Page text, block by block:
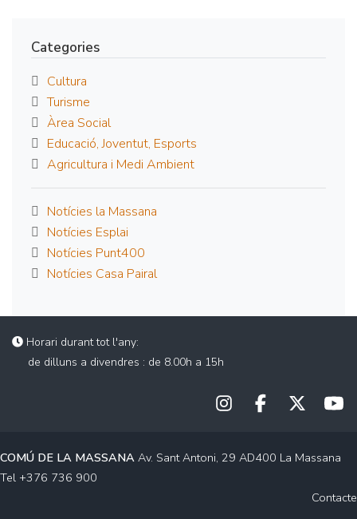
Categories
Cultura
Turisme
Àrea Social
Educació, Joventut, Esports
Agricultura i Medi Ambient
Notícies la Massana
Notícies Esplai
Notícies Punt400
Notícies Casa Pairal
Horari durant tot l'any:
de dilluns a divendres : de 8.00h a 15h
COMÚ DE LA MASSANA Av. Sant Antoni, 29 AD400 La Massana
Tel +376 736 900
Contacte